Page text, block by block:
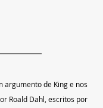
argumento de King e nos
Roald Dahl, escritos por